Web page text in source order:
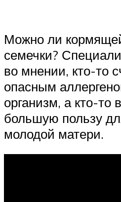
Можно ли
семечки?
во мнении, кто-то
опасным
организм, а кто-то
большую пользу
молодой матери.